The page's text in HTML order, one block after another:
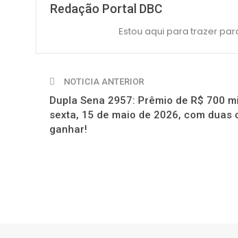
Redação Portal DBC
Estou aqui para trazer
NOTICIA ANTERIOR
Dupla Sena 2957: Prêmio de R$ 700
sexta, 15 de maio de 2026, com duas
ganhar!